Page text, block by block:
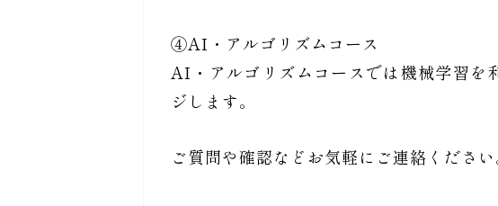
④AI・アルゴリズムコース
AI・アルゴリズムコースでは機械学習を
ジします。
ご質問や確認などお気軽にご連絡ください